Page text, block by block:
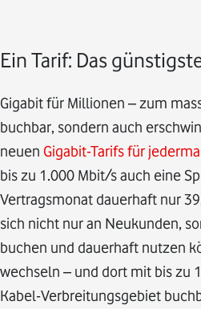
Ein Tarif: Das
Gigabit für Millionen – zum
buchbar, sondern auch
neuen Gigabit-Tarifs für
bis zu 1.000 Mbit/s auch eine
Vertragsmonat dauerhaft nur
sich nicht nur an Neukunden,
buchen und dauerhaft nutzen
wechseln – und dort mit bis zu
Kabel-Verbreitungsgebiet